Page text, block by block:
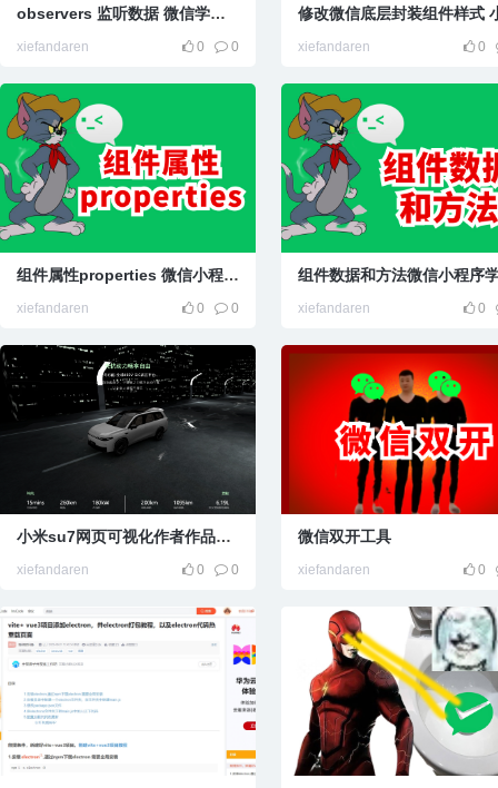
observers 监听数据 微信学习笔记
0 0
xiefandaren 0
xiefandaren
组件属性properties 微信小程序学习笔记
0 0
xiefandaren 0
xiefandaren
小米su7网页可视化作者作品零跑C16
0 0
xiefandaren
微信双开工具
0
xiefandaren